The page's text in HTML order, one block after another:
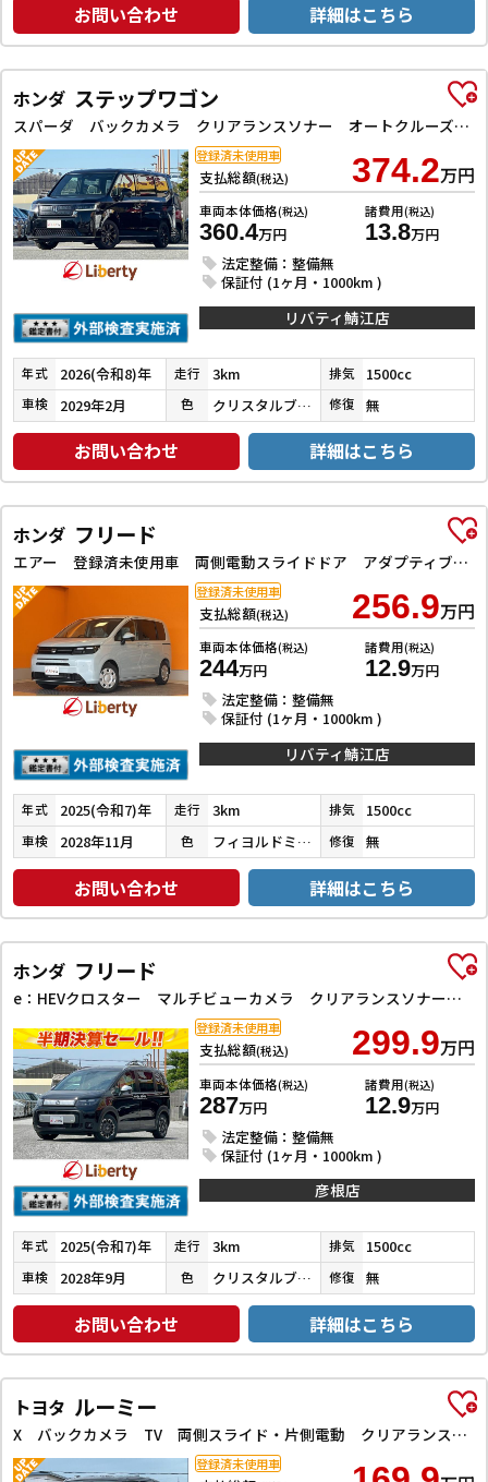
お問い合わせ 詳細はこちら
ホンダ ステップワゴン
スパーダ バックカメラ クリアランスソナー オートクルーズコントロール レーンアシスト 両側電動スライドドア オートライト スマートキー 電動格納ミラー シートヒーター 3列シート ウォークスルー オットマン
支払総額(税込) 374.2万円
車両本体価格(税込)
360.4万円
諸費用(税込)
13.8万円
法定整備：整備無
保証付 (1ヶ月・1000km )
登録済未使用車
リバティ鯖江店
年式 2026(令和8)年 走行 3km 排気 1500cc
車検 2029年2月 色 クリスタルブラックパール 修復 無
お問い合わせ 詳細はこちら
ホンダ フリード
エアー 登録済未使用車 両側電動スライドドア アダプティブクルーズコントロール レーンアシスト 衝突被害軽減システム オートライト LEDヘッドランプ スマートキー 電動格納ミラー 3列シート
支払総額(税込) 256.9万円
車両本体価格(税込)
244万円
諸費用(税込)
12.9万円
法定整備：整備無
保証付 (1ヶ月・1000km )
登録済未使用車
リバティ鯖江店
年式 2025(令和7)年 走行 3km 排気 1500cc
車検 2028年11月 色 フィヨルドミストパール 修復 無
お問い合わせ 詳細はこちら
ホンダ フリード
e：HEVクロスター マルチビューカメラ クリアランスソナー オートクルーズコントロール レーンアシスト 衝突被害軽減システム 両側電動スライドドア LEDヘッドランプ ヘッドライトウォッシャー スマートキー
支払総額(税込) 299.9万円
車両本体価格(税込)
287万円
諸費用(税込)
12.9万円
法定整備：整備無
保証付 (1ヶ月・1000km )
登録済未使用車
彦根店
年式 2025(令和7)年 走行 3km 排気 1500cc
車検 2028年9月 色 クリスタルブラックパール 修復 無
お問い合わせ 詳細はこちら
トヨタ ルーミー
X バックカメラ TV 両側スライド・片側電動 クリアランスソナー 衝突被害軽減システム オートライト スマートキー アイドリングストップ 電動格納ミラー CVT 盗難防止システム 衝突安全ボディ ABS
登録済未使用車